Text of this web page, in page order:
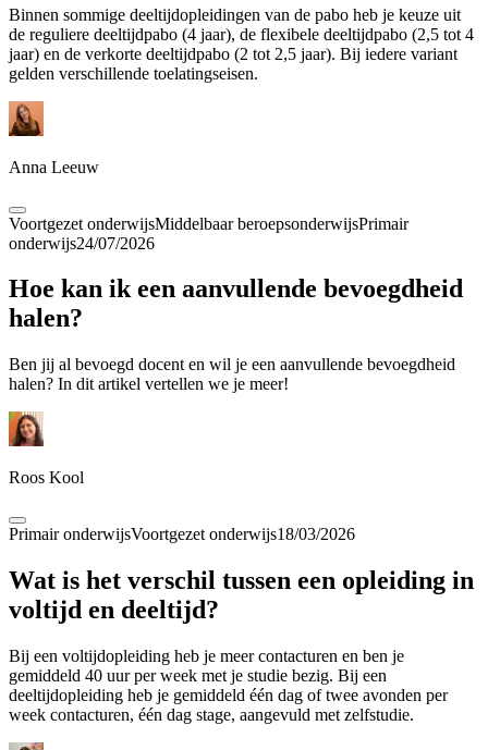
Binnen sommige deeltijdopleidingen van de pabo heb je keuze uit
de reguliere deeltijdpabo (4 jaar), de flexibele deeltijdpabo (2,5 tot 4
jaar) en de verkorte deeltijdpabo (2 tot 2,5 jaar). Bij iedere variant
gelden verschillende toelatingseisen.
Anna Leeuw
Voortgezet onderwijsMiddelbaar beroepsonderwijsPrimair
onderwijs24/07/2026
Hoe kan ik een aanvullende bevoegdheid
halen?
Ben jij al bevoegd docent en wil je een aanvullende bevoegdheid
halen? In dit artikel vertellen we je meer!
Roos Kool
Primair onderwijsVoortgezet onderwijs18/03/2026
Wat is het verschil tussen een opleiding in
voltijd en deeltijd?
Bij een voltijdopleiding heb je meer contacturen en ben je
gemiddeld 40 uur per week met je studie bezig. Bij een
deeltijdopleiding heb je gemiddeld één dag of twee avonden per
week contacturen, één dag stage, aangevuld met zelfstudie.